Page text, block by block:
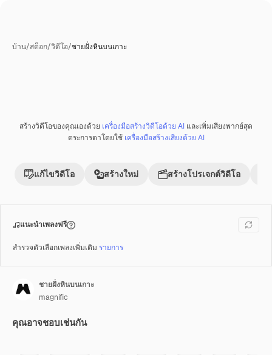
บ้าน/สต็อก/วิดีโอ/ชายฝั่งหินบนเกาะ
สร้างวิดีโอของคุณเองด้วย เครื่องมือสร้างวิดีโอด้วย AI และเพิ่มเสียงพากย์สุด
ตระการตาโดยใช้ เครื่องมือสร้างเสียงด้วย AI
แก้ไขวิดีโอ สร้างใหม่ สร้างโปรเจกต์วิดีโอ
แนะนำเพลงฟรี
สำรวจตัวเลือกเพลงเพิ่มเติม รายการ
ชายฝั่งหินบนเกาะ
magnific
คุณอาจชอบเช่นกัน